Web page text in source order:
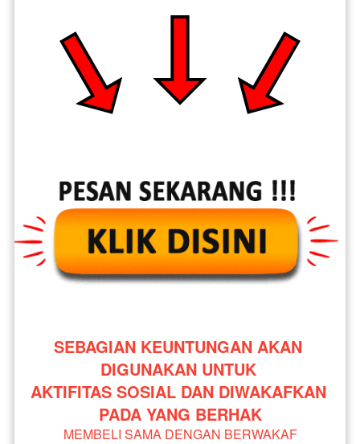
SEBAGIAN KEUNTUNGAN AKAN
DIGUNAKAN UNTUK
AKTIFITAS SOSIAL DAN DIWAKAFKAN
PADA YANG BERHAK
MEMBELI SAMA DENGAN BERWAKAF